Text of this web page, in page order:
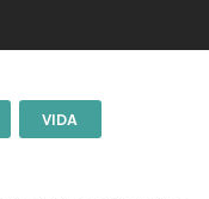
VIDA